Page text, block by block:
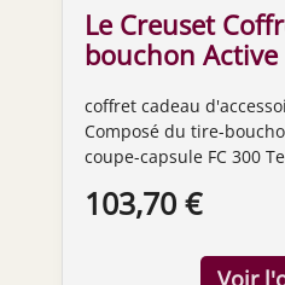
Le Creuset
bouchon
Mat,
coffret cadeau
Composé du tire-
coupe-capsule FC 300
retrait automatique du
automatique de la
103,70 €